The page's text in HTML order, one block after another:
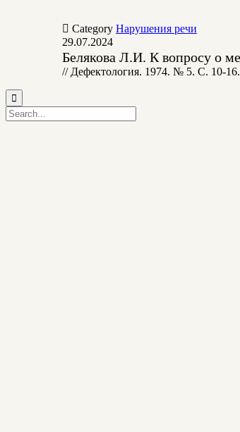
 Category Нарушения речи
29.07.2024
Белякова Л.И. К вопросу о
// Дефектология. 1974. № 5. С. 10-16.
